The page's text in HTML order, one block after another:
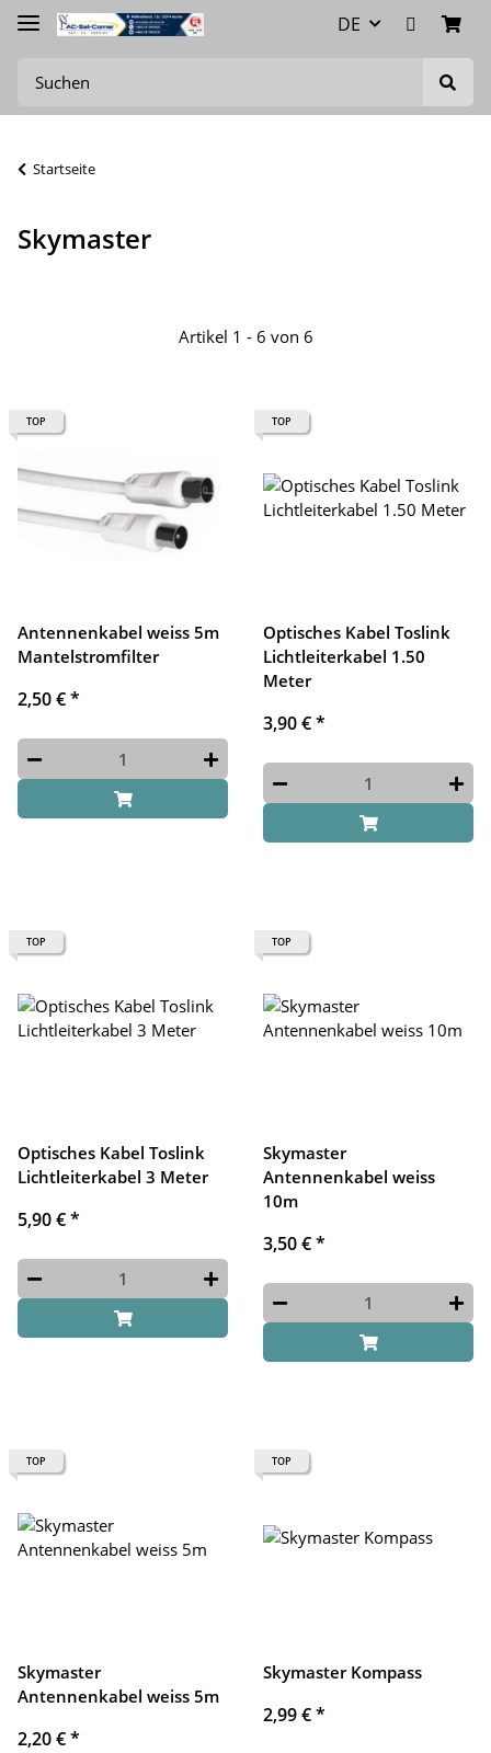
DE
Startseite
Skymaster
Artikel 1 - 6 von 6
TOP
Antennenkabel weiss 5m
Mantelstromfilter
2,50 €*
TOP
Optisches Kabel Toslink
Lichtleiterkabel 1.50
Meter
3,90 €*
TOP
Optisches Kabel Toslink
Lichtleiterkabel 3 Meter
5,90 €*
TOP
Skymaster
Antennenkabel weiss
10m
3,50 €*
TOP
Skymaster
Antennenkabel weiss 5m
2,20 €*
TOP
Skymaster Kompass
2,99 €*